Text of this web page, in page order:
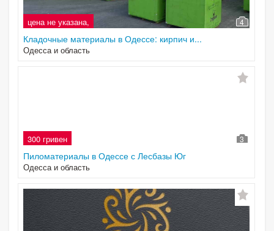
цена не указана, 4
Кладочные материалы в Одессе: кирпич и...
Одесса и область
300 гривен 3
Пиломатериалы в Одессе с Лесбазы Юг
Одесса и область